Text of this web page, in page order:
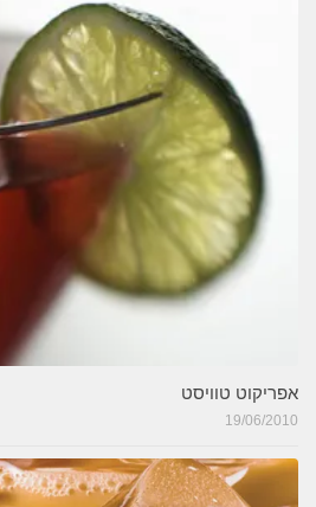
אפריקוט טוויסט
19/06/2010